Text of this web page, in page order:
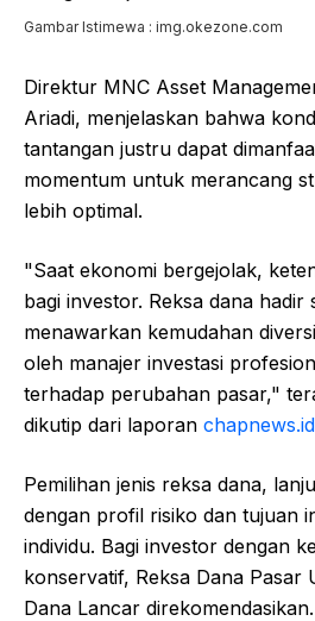
Gambar Istimewa : img.okezone.com
Direktur MNC Asset
Ariadi, menjelaskan bahwa
tantangan justru dapat
momentum untuk merancang
lebih optimal.
"Saat ekonomi bergejolak,
bagi investor. Reksa dana hadir
menawarkan kemudahan
oleh manajer investasi
terhadap perubahan pasar,"
dikutip dari laporan chapnews.id
Pemilihan jenis reksa dana,
dengan profil risiko dan tujuan
individu. Bagi investor dengan
konservatif, Reksa Dana Pasar
Dana Lancar